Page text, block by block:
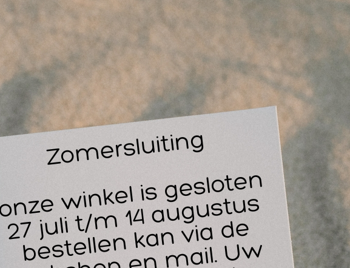
favoriet
Levertijd
1-2
GRATIS
14 dagen
30 jaar
dé
Is het voor u belangrijk om een massagetafel gemakkelijk en ergonmisch te
kunnen vervoeren? Dan is dit de perfecte massagetafel draagtas voor u. U
kunt gemakkelijk van locatie naar locatie met deze stevige tas voor
massagetafels.